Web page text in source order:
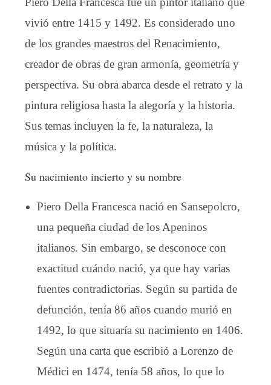
vivió entre 1415 y 1492. Es considerado uno
de los grandes maestros del Renacimiento,
creador de obras de gran armonía, geometría y
perspectiva. Su obra abarca desde el retrato y la
pintura religiosa hasta la alegoría y la historia.
Sus temas incluyen la fe, la naturaleza, la
música y la política.
Su nacimiento incierto y su nombre
Piero Della Francesca nació en Sansepolcro,
una pequeña ciudad de los Apeninos
italianos. Sin embargo, se desconoce con
exactitud cuándo nació, ya que hay varias
fuentes contradictorias. Según su partida de
defunción, tenía 86 años cuando murió en
1492, lo que situaría su nacimiento en 1406.
Según una carta que escribió a Lorenzo de
Médici en 1474, tenía 58 años, lo que lo